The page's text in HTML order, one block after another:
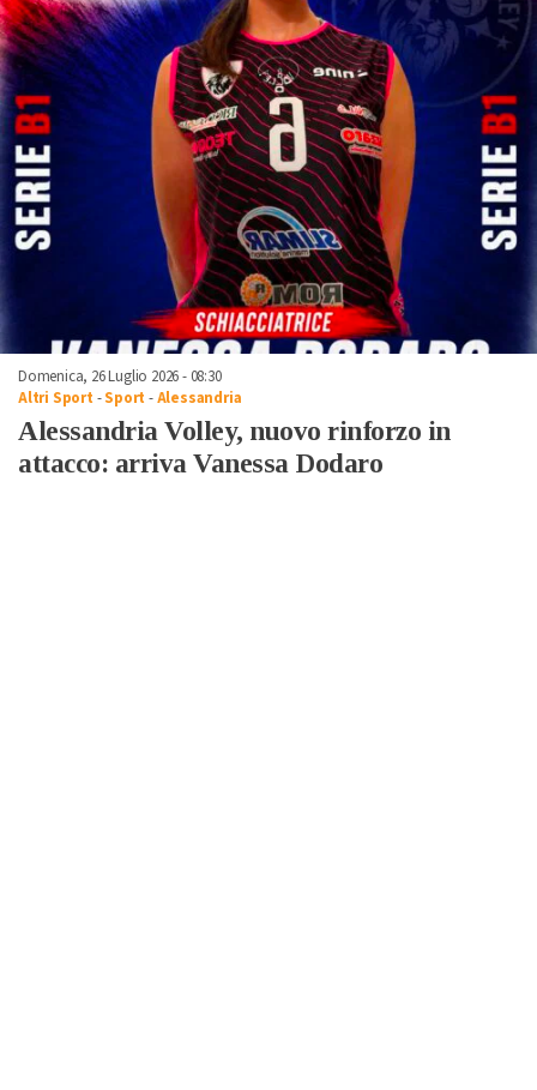
Domenica, 26 Luglio 2026 - 08:30
Altri Sport -Sport -Alessandria
Alessandria Volley, nuovo rinforzo in
attacco: arriva Vanessa Dodaro